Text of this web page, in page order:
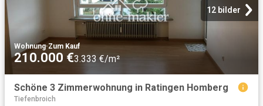
12 bilder
Wohnung·Zum Kauf
210.000 €3.333 €/m²
Schöne 3 Zimmerwohnung in Ratingen Homberg
Tiefenbroich